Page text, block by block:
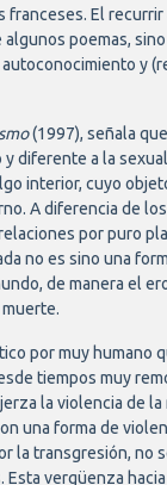
franceses. El
poemas,
y
(1997), señala
diferente a la
interior, cuyo
A diferencia de
por puro
no es sino una
de manera el
por muy humano
tiempos muy
la violencia de
una forma de
la transgresión, no
vergüenza